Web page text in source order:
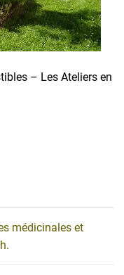
– Les Ateliers en
médicinales et